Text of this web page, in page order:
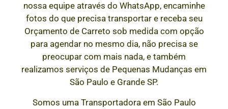
nossa equipe através do WhatsApp, encaminhe
fotos do que precisa transportar e receba seu
Orçamento de Carreto sob medida com opção
para agendar no mesmo dia, não precisa se
preocupar com mais nada, e também
realizamos serviços de Pequenas Mudanças em
São Paulo e Grande SP.
Somos uma Transportadora em São Paulo